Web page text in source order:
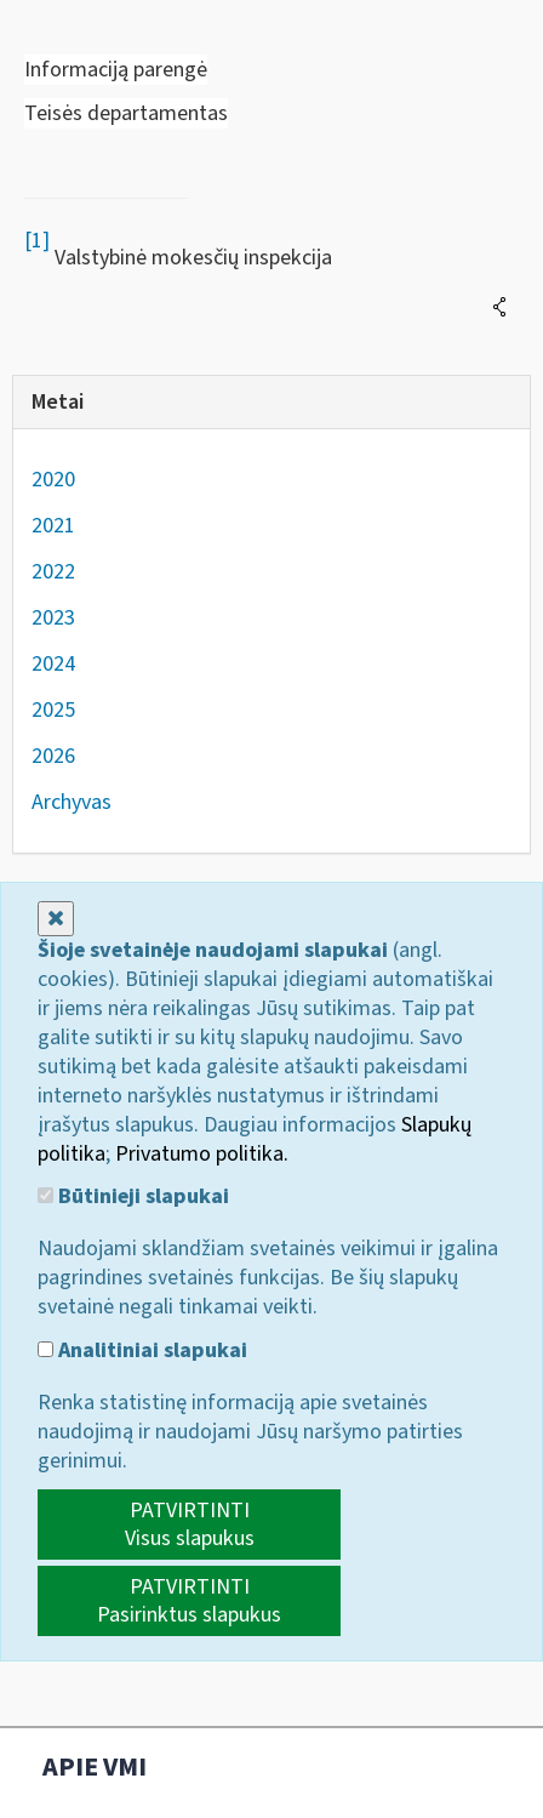
Informaciją parengė
Teisės departamentas
[1]
Valstybinė mokesčių inspekcija
Metai
2020
2021
2022
2023
2024
2025
2026
Archyvas
Šioje svetainėje naudojami slapukai (angl.
cookies). Būtinieji slapukai įdiegiami automatiškai
ir jiems nėra reikalingas Jūsų sutikimas. Taip pat
galite sutikti ir su kitų slapukų naudojimu. Savo
sutikimą bet kada galėsite atšaukti pakeisdami
interneto naršyklės nustatymus ir ištrindami
įrašytus slapukus. Daugiau informacijos Slapukų
politika; Privatumo politika.
Būtinieji slapukai
Naudojami sklandžiam svetainės veikimui ir įgalina
pagrindines svetainės funkcijas. Be šių slapukų
svetainė negali tinkamai veikti.
Analitiniai slapukai
Renka statistinę informaciją apie svetainės
naudojimą ir naudojami Jūsų naršymo patirties
gerinimui.
PATVIRTINTI
Visus slapukus
PATVIRTINTI
Pasirinktus slapukus
APIE VMI